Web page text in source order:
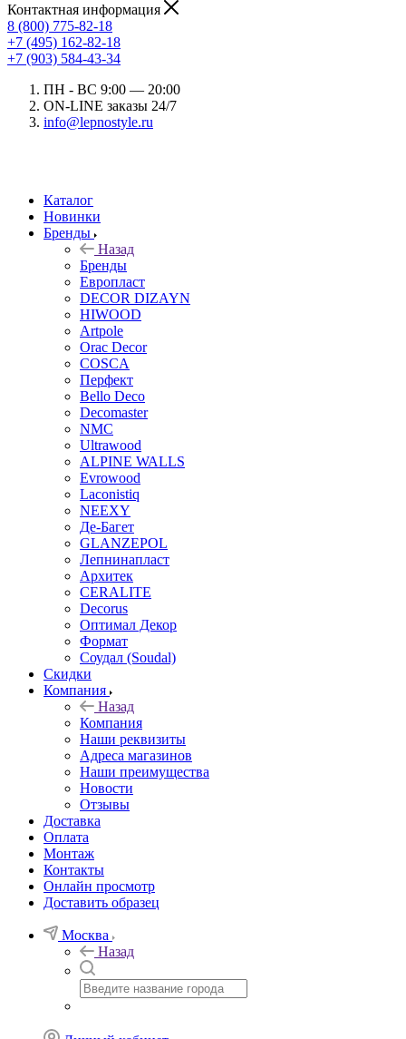
Контактная информация
8 (800) 775-82-18
+7 (495) 162-82-18
+7 (903) 584-43-34
ПН - ВС 9:00 — 20:00
ON-LINE заказы 24/7
info@lepnostyle.ru
Каталог
Новинки
Бренды
Назад
Бренды
Европласт
DECOR DIZAYN
HIWOOD
Artpole
Orac Decor
COSCA
Перфект
Bello Deco
Decomaster
NMС
Ultrawood
ALPINE WALLS
Evrowood
Laconistiq
NEEXY
Де-Багет
GLANZEPOL
Лепнинапласт
Архитек
CERALITE
Decorus
Оптимал Декор
Формат
Соудал (Soudal)
Скидки
Компания
Назад
Компания
Наши реквизиты
Адреса магазинов
Наши преимущества
Новости
Отзывы
Доставка
Оплата
Монтаж
Контакты
Онлайн просмотр
Доставить образец
Москва
Назад